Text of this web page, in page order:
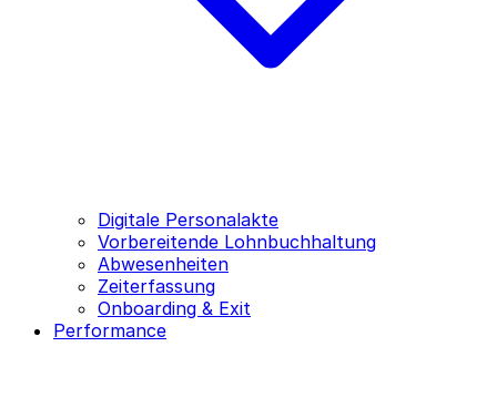
Digitale Personalakte
Vorbereitende Lohnbuchhaltung
Abwesenheiten
Zeiterfassung
Onboarding & Exit
Performance